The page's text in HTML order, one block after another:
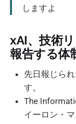
しますよ
xAI、技術
報告する体
先日報じら
す。
The
イーロン・